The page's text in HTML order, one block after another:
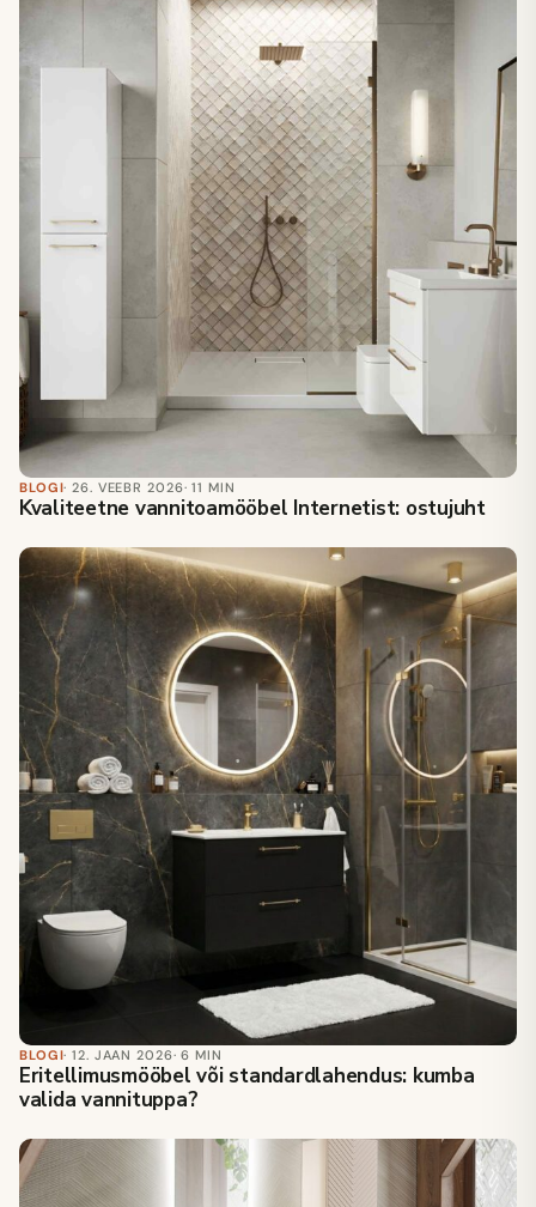
BLOGI· 26. VEEBR 2026· 11 MIN
Kvaliteetne vannitoamööbel Internetist: ostujuht
BLOGI· 12. JAAN 2026· 6 MIN
Eritellimusmööbel või standardlahendus: kumba
valida vannituppa?